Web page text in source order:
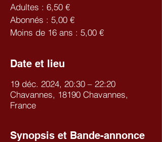
Adultes : 6,50 €
Abonnés : 5,00 €
Moins de 16 ans : 5,00 €
Date et lieu
19 déc. 2024, 20:30 – 22:20
Chavannes, 18190 Chavannes,
France
Synopsis et Bande-annonce